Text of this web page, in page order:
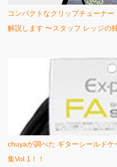
コンパクトなクリップチューナ
解説します 〜スタッフ レッジの
chuyaが調べた ギターシールド
集Vol.1！！